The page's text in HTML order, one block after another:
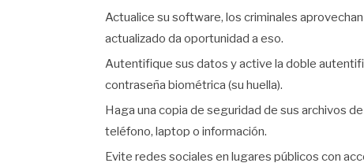
Actualice su software, los criminales
actualizado da oportunidad a eso.
Autentifique sus datos y active la doble
contraseña biométrica (su huella).
Haga una copia de seguridad de sus archivos
teléfono, laptop o información.
Evite redes sociales en lugares públicos con